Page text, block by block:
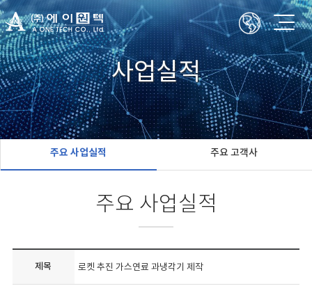
사업실적
주요 사업실적 주요 고객사
주요 사업실적
제목 로켓 추진 가스연료 과냉각기 제작